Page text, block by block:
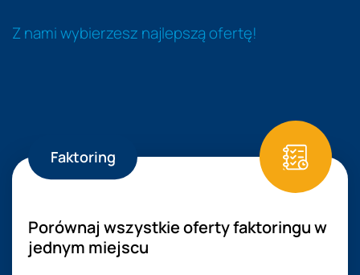
Z nami wybierzesz najlepszą ofertę!
Faktoring
Porównaj wszystkie oferty faktoringu w
jednym miejscu